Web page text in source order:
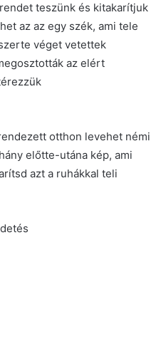
teszünk és kitakarítjuk
az az egy szék, ami tele
véget vetettek
az elért
otthon levehet némi
előtte-utána kép, ami
azt a ruhákkal teli